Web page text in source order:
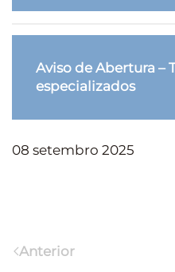
Aviso de Abertura –
especializados
08 setembro 2025
Anterior